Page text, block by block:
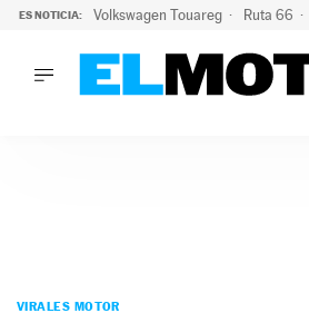
ES NOTICIA: Volkswagen Touareg Ruta 66
PODCAST
VIRALES MOTOR